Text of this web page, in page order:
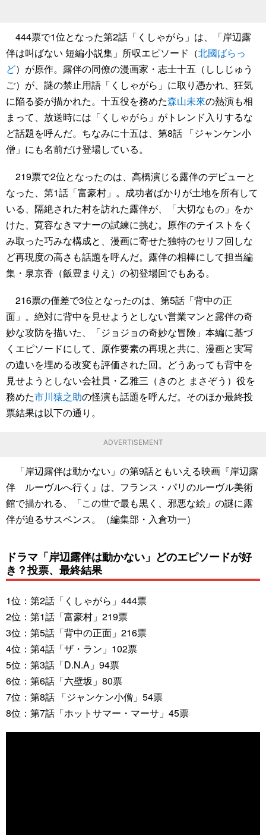
444票で1位となった第2話「くしゃがら」は、「岸辺露
伴は叫ばない 短編小説集」所収エピソード（北國ばらっ
ど）が原作。露伴の同僚の漫画家・志士十五（ししじゅう
ご）が、謎の禁止用語「くしゃがら」に取り憑かれ、狂気
に陥る姿が描かれた。十五役を務めた森山未來の熱演も相
まって、放送時には「くしゃがら」がトレンド入りするな
ど話題を呼んだ。ちなみに十五は、第8話 「ジャンケン小
僧」にも名前だけ登場している。
219票で2位となったのは、高橋演じる露伴のデビューと
なった、第1話「富豪村」。成功者ばかりが土地を所有して
いる、隔絶された村を訪れた露伴が、「大切なもの」をか
けた、寛容なきマナーの試練に挑む。原作のテイストをく
み取った巧みな構成と、漫画に寄せた独特のセリフ回しな
ど再現度の高さも話題を呼んだ。露伴の相棒にして担当編
集・泉京香（飯豊まりえ）の初登場回でもある。
216票の僅差で3位となったのは、第5話「背中の正
面」。絶対に背中を見せようとしない営業マンと露伴の奇
妙な攻防を描いた、「ジョジョの奇妙な冒険」本編に基づ
くエピソードにして、原作要素の再現と共に、漫画と実写
の違いを埋める改変も評価された回。どうあっても背中を
見せようとしない会社員・乙雅三（きのと まさぞう）役を
務めた市川猿之助の怪演も話題を呼んだ。そのほか最終投
票結果は以下の通り。
ADVERTISEMENT
「岸辺露伴は動かない」の第9話ともいえる映画『岸辺露
伴 ルーヴルへ行く』は、フランス・パリのルーヴル美術
館で描かれる、「この世で最も黒く、邪悪な絵」の謎に露
伴が迫るサスペンス。（編集部・入倉功一）
ドラマ「岸辺露伴は動かない」どのエピソードが好
き？投票、最終結果
1位：第2話「くしゃがら」444票
2位：第1話「富豪村」219票
3位：第5話「背中の正面」216票
4位：第4話「ザ・ラン」102票
5位：第3話「D.N.A」94票
6位：第6話「六壁坂」80票
7位：第8話 「ジャンケン小僧」54票
8位：第7話「ホットサマー・マーサ」45票